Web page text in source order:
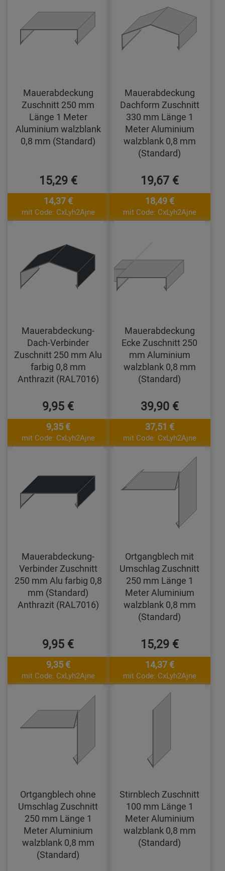
Mauerabdeckung
Zuschnitt 250 mm
Länge 1 Meter
Aluminium walzblank
0,8 mm (Standard)
15,29 €
14,37 €
mit Code: CxLyh2Ajne
Mauerabdeckung
Dachform Zuschnitt
330 mm Länge 1
Meter Aluminium
walzblank 0,8 mm
(Standard)
19,67 €
18,49 €
mit Code: CxLyh2Ajne
Mauerabdeckung-
Dach-Verbinder
Zuschnitt 250 mm Alu
farbig 0,8 mm
Anthrazit (RAL7016)
9,95 €
9,35 €
mit Code: CxLyh2Ajne
Mauerabdeckung
Ecke Zuschnitt 250
mm Aluminium
walzblank 0,8 mm
(Standard)
39,90 €
37,51 €
mit Code: CxLyh2Ajne
Mauerabdeckung-
Verbinder Zuschnitt
250 mm Alu farbig 0,8
mm (Standard)
Anthrazit (RAL7016)
9,95 €
9,35 €
mit Code: CxLyh2Ajne
Ortgangblech mit
Umschlag Zuschnitt
250 mm Länge 1
Meter Aluminium
walzblank 0,8 mm
(Standard)
15,29 €
14,37 €
mit Code: CxLyh2Ajne
Ortgangblech ohne
Umschlag Zuschnitt
250 mm Länge 1
Meter Aluminium
walzblank 0,8 mm
(Standard)
Stirnblech Zuschnitt
100 mm Länge 1
Meter Aluminium
walzblank 0,8 mm
(Standard)